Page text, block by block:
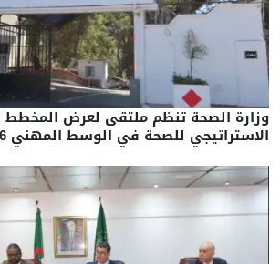
وزارة الصحة تنظم ملتقى لعرض
الاستراتيجي للصحة في الوسط المهني 2026-2030